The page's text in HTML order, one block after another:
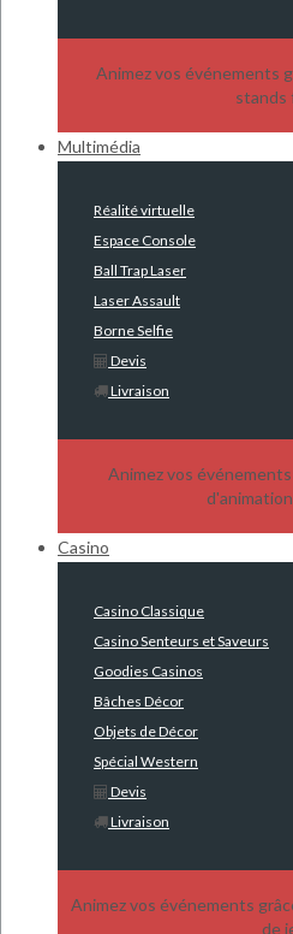
Animez vos événements
stands
Multimédia
Réalité virtuelle
Espace Console
Ball Trap Laser
Laser Assault
Borne Selfie
Devis
Livraison
Animez vos
Casino
Casino Classique
Casino Senteurs et Saveurs
Goodies Casinos
Bâches Décor
Objets de Décor
Spécial Western
Devis
Livraison
Animez vos événements
de